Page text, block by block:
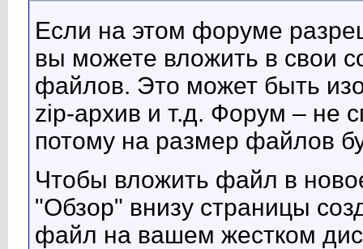
Если на этом форуме
вы можете вложить в свои
файлов. Это может быть
zip-архив и т.д. Форум – не
потому на размер файлов
Чтобы вложить файл в
"Обзор" внизу страницы
файл на вашем жестком